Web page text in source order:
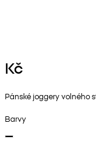
Kč
Pánské joggery volného
Barvy